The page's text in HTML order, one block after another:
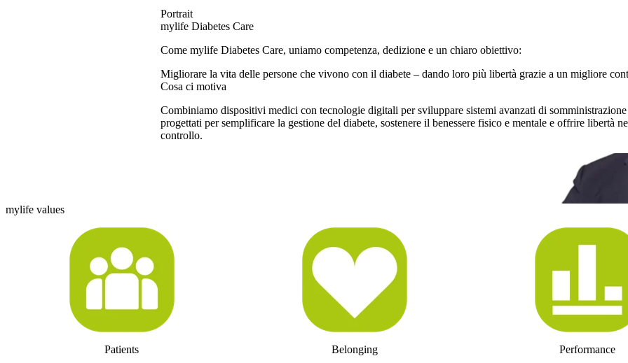
Portrait
mylife Diabetes Care
Come mylife Diabetes Care, uniamo competenza, dedizione e un chiaro obiettivo:
Migliorare la vita delle persone che vivono con il diabete – dando loro più libertà grazie a un migliore
Cosa ci motiva
Combiniamo dispositivi medici con tecnologie digitali per sviluppare sistemi avanzati di
progettati per semplificare la gestione del diabete, sostenere il benessere fisico e mentale e offrire libertà
controllo.
mylife values
Patients
Belonging
Performance